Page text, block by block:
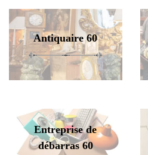
Antiquaire 60
Entreprise de
débarras 60